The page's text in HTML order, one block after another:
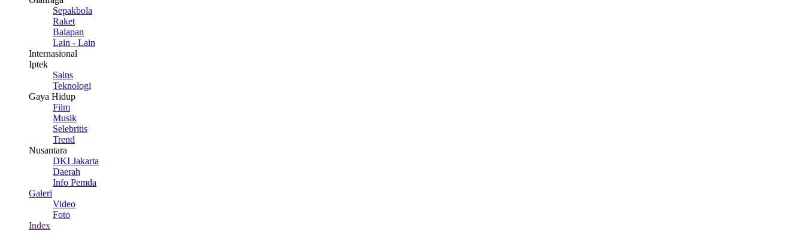
Sepakbola
Raket
Balapan
Lain - Lain
Internasional
Iptek
Sains
Teknologi
Gaya Hidup
Film
Musik
Selebritis
Trend
Nusantara
DKI Jakarta
Daerah
Info Pemda
Galeri
Video
Foto
Index